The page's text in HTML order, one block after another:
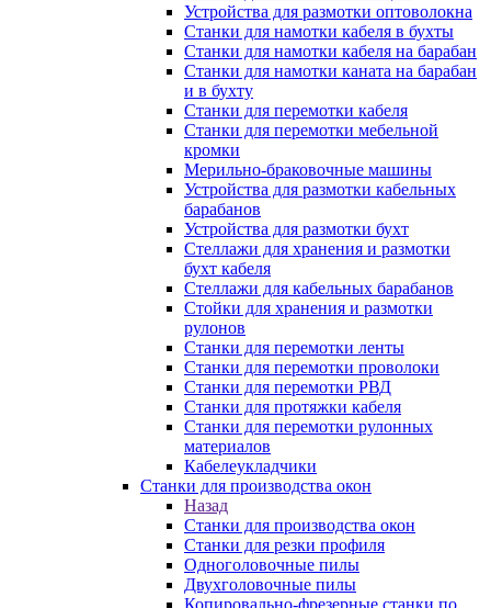
Устройства для размотки оптоволокна
Станки для намотки кабеля в бухты
Станки для намотки кабеля на барабан
Станки для намотки каната на барабан
и в бухту
Станки для перемотки кабеля
Станки для перемотки мебельной
кромки
Мерильно-браковочные машины
Устройства для размотки кабельных
барабанов
Устройства для размотки бухт
Стеллажи для хранения и размотки
бухт кабеля
Стеллажи для кабельных барабанов
Стойки для хранения и размотки
рулонов
Станки для перемотки ленты
Станки для перемотки проволоки
Станки для перемотки РВД
Станки для протяжки кабеля
Станки для перемотки рулонных
материалов
Кабелеукладчики
Станки для производства окон
Назад
Станки для производства окон
Станки для резки профиля
Одноголовочные пилы
Двухголовочные пилы
Копировально-фрезерные станки по